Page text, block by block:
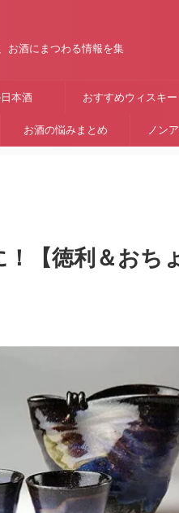
お酒にまつわる情報を集
本酒 おすすめウィスキー
お酒の悩みまとめ ノン
！【徳利＆おち